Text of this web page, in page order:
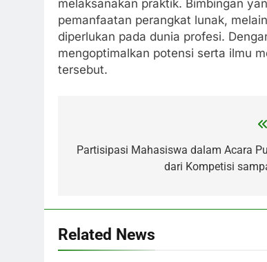
melaksanakan praktik. Bimbingan
pemanfaatan perangkat lunak,
diperlukan pada dunia profesi.
mengoptimalkan potensi serta ilmu
tersebut.
navigation
Partisipasi Mahasiswa dalam Acara
dari Kompetisi
Related News